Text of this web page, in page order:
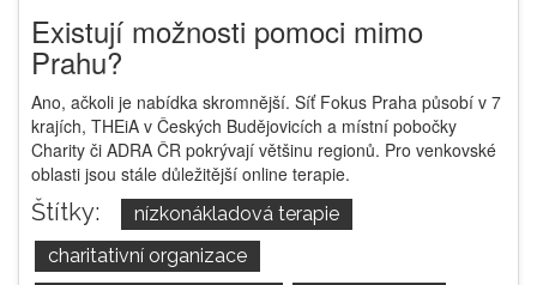
Existují možnosti pomoci mimo
Prahu?
Ano, ačkoli je nabídka skromnější. Síť Fokus Praha působí v 7
krajích, THEiA v Českých Budějovicích a místní pobočky
Charity či ADRA ČR pokrývají většinu regionů. Pro venkovské
oblasti jsou stále důležitější online terapie.
Štítky:
nízkonákladová terapie
charitativní organizace